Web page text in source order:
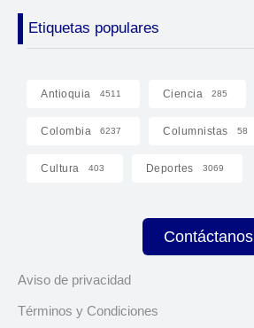
Etiquetas populares
Antioquia 4511 Ciencia 285
Colombia 6237 Columnistas 58
Cultura 403 Deportes 3069
Contáctanos
Aviso de privacidad
Términos y Condiciones